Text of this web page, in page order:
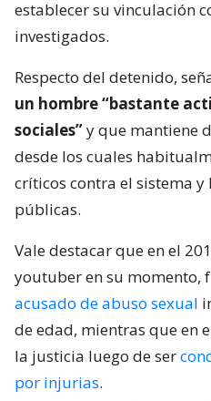
establecer su vinculación
investigados.
Respecto del detenido,
un hombre “bastante
sociales”y que mantiene
desde los cuales
críticos contra el sistema
públicas.
Vale destacar que en el
youtuber en su momento,
acusado de abuso sexual
de edad, mientras que en
la justicia luego de ser
por injurias.